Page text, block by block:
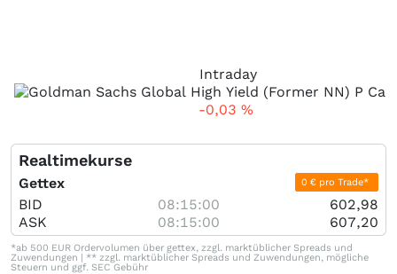
Intraday
-0,03 %
Realtimekurse
Gettex 0 € pro Trade*
BID 08:15:00
602,98
ASK
08:15:00 607,20
*ab 500 EUR Ordervolumen über gettex, zzgl. marktüblicher Spreads und
Zuwendungen | ** zzgl. marktüblicher Spreads und Zuwendungen, mögliche
Steuern und ggf. SEC Gebühr